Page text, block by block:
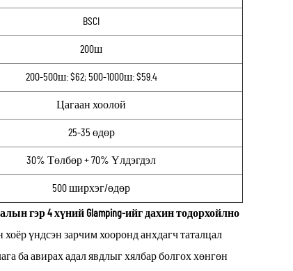
BSCI
200ш
200-500ш: $62; 500-1000ш: $59.4
Цагаан хоолой
25-35 өдөр
30% Төлбөр + 70% Үлдэгдэл
500 ширхэг/өдөр
гэр4 хүний Glamping-ийг дахин тодорхойлно
үндсэн зарчим хооронд анхдагч таталцал
ба авирах адал явдлыг хялбар болгох хөнгөн